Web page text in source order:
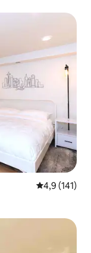
Gemiddelde
4,9 (141)